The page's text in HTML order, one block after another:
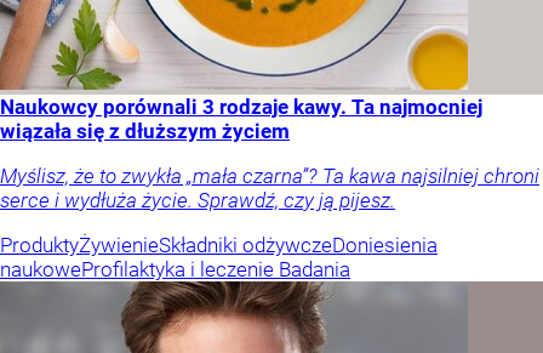
Naukowcy porównali 3 rodzaje kawy. Ta najmocniej
wiązała się z dłuższym życiem
Myślisz, że to zwykła „mała czarna”? Ta kawa najsilniej chroni
serce i wydłuża życie. Sprawdź, czy ją pijesz.
ProduktyŻywienieSkładniki odżywczeDoniesienia
naukoweProfilaktyka i leczenie Badania